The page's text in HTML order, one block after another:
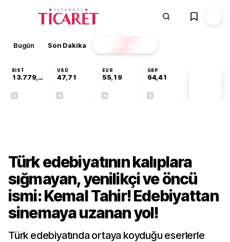
Bugün Son Dakika Finans EKSTRA
BIST
13.779,39
USD
47,71
EUR
55,19
GBP
64,41
Türk edebiyatının kalıplara
sığmayan, yenilikçi ve öncü
ismi: Kemal Tahir! Edebiyattan
sinemaya uzanan yol!
Türk edebiyatında ortaya koyduğu eserlerle